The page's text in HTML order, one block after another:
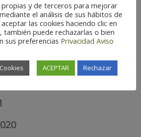
propias y de terceros para mejorar
el análisis de sus hábitos de
las cookies haciendo clic en
puede rechazarlas o bien
sus preferencias Privacidad Aviso
ACEPTAR Rechazar